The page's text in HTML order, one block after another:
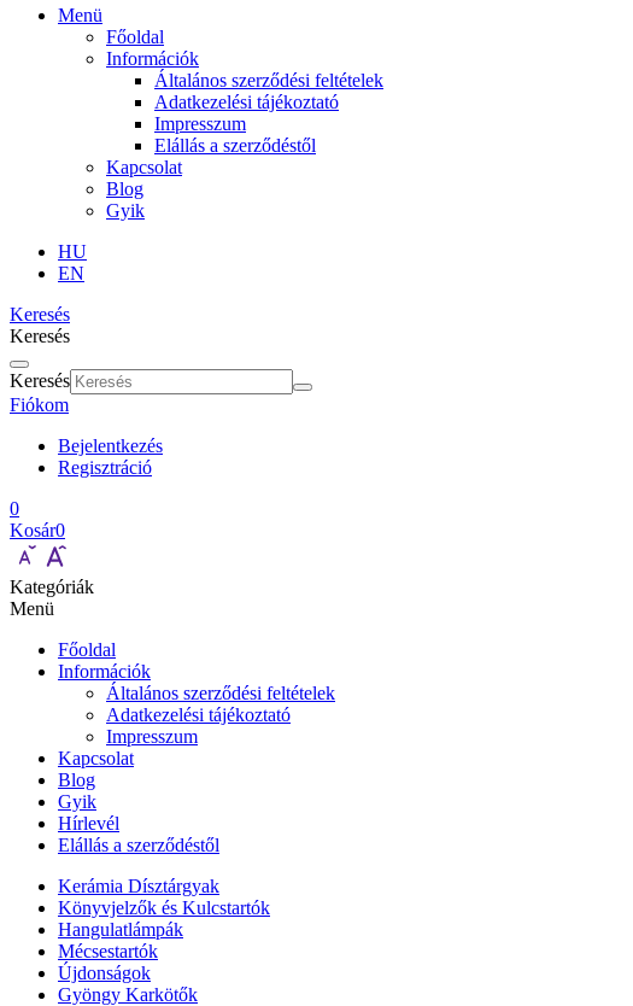
Menü
Főoldal
Információk
Általános szerződési feltételek
Adatkezelési tájékoztató
Impresszum
Elállás a szerződéstől
Kapcsolat
Blog
Gyik
HU
EN
Keresés
Keresés
Keresés
Fiókom
Bejelentkezés
Regisztráció
0
Kosár0
Kategóriák
Menü
Főoldal
Információk
Általános szerződési feltételek
Adatkezelési tájékoztató
Impresszum
Kapcsolat
Blog
Gyik
Hírlevél
Elállás a szerződéstől
Kerámia Dísztárgyak
Könyvjelzők és Kulcstartók
Hangulatlámpák
Mécsestartók
Újdonságok
Gyöngy Karkötők